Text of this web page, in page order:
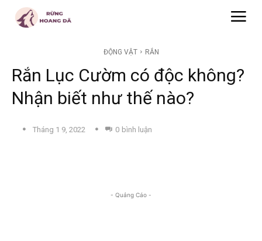
ĐỘNG VẬT RẮN
Rắn Lục Cườm có độc không?
Nhận biết như thế nào?
Tháng 1 9, 2022 0 bình luận
- Quảng Cáo -